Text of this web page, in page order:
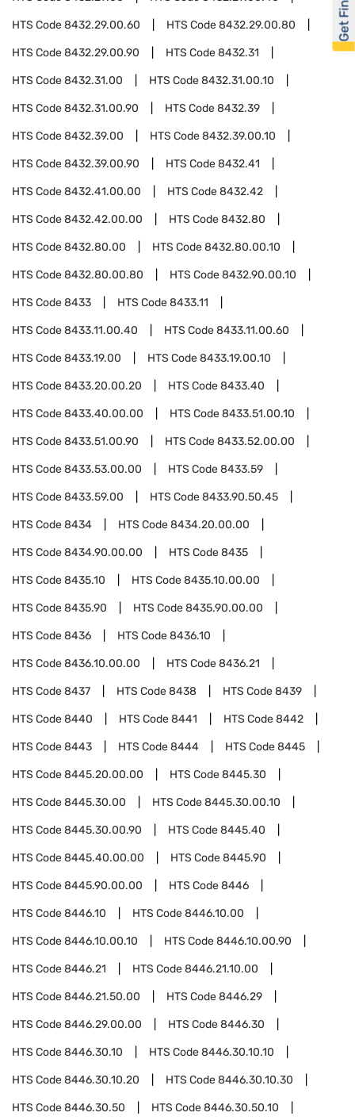
HTS Code8432.29.00.60 HTS Code8432.29.00.80
HTS Code8432.29.00.90 HTS Code8432.31
HTS Code8432.31.00 HTS Code8432.31.00.10
HTS Code8432.31.00.90 HTS Code8432.39
HTS Code8432.39.00 HTS Code8432.39.00.10
HTS Code8432.39.00.90 HTS Code8432.41
HTS Code8432.41.00.00 HTS Code8432.42
HTS Code8432.42.00.00 HTS Code8432.80
HTS Code8432.80.00 HTS Code8432.80.00.10
HTS Code8432.80.00.80 HTS Code8432.90.00.10
HTS Code8433 HTS Code8433.11
HTS Code8433.11.00.40 HTS Code8433.11.00.60
HTS Code8433.19.00 HTS Code8433.19.00.10
HTS Code8433.20.00.20 HTS Code8433.40
HTS Code8433.40.00.00 HTS Code8433.51.00.10
HTS Code8433.51.00.90 HTS Code8433.52.00.00
HTS Code8433.53.00.00 HTS Code8433.59
HTS Code8433.59.00 HTS Code8433.90.50.45
HTS Code8434 HTS Code8434.20.00.00
HTS Code8434.90.00.00 HTS Code8435
HTS Code8435.10 HTS Code8435.10.00.00
HTS Code8435.90 HTS Code8435.90.00.00
HTS Code8436 HTS Code8436.10
HTS Code8436.10.00.00 HTS Code8436.21
HTS Code8437 HTS Code8438 HTS Code8439
HTS Code8440 HTS Code8441 HTS Code8442
HTS Code8443 HTS Code8444 HTS Code8445
HTS Code8445.20.00.00 HTS Code8445.30
HTS Code8445.30.00 HTS Code8445.30.00.10
HTS Code8445.30.00.90 HTS Code8445.40
HTS Code8445.40.00.00 HTS Code8445.90
HTS Code8445.90.00.00 HTS Code8446
HTS Code8446.10 HTS Code8446.10.00
HTS Code8446.10.00.10 HTS Code8446.10.00.90
HTS Code8446.21 HTS Code8446.21.10.00
HTS Code8446.21.50.00 HTS Code8446.29
HTS Code8446.29.00.00 HTS Code8446.30
HTS Code8446.30.10 HTS Code8446.30.10.10
HTS Code8446.30.10.20 HTS Code8446.30.10.30
HTS Code8446.30.50 HTS Code8446.30.50.10